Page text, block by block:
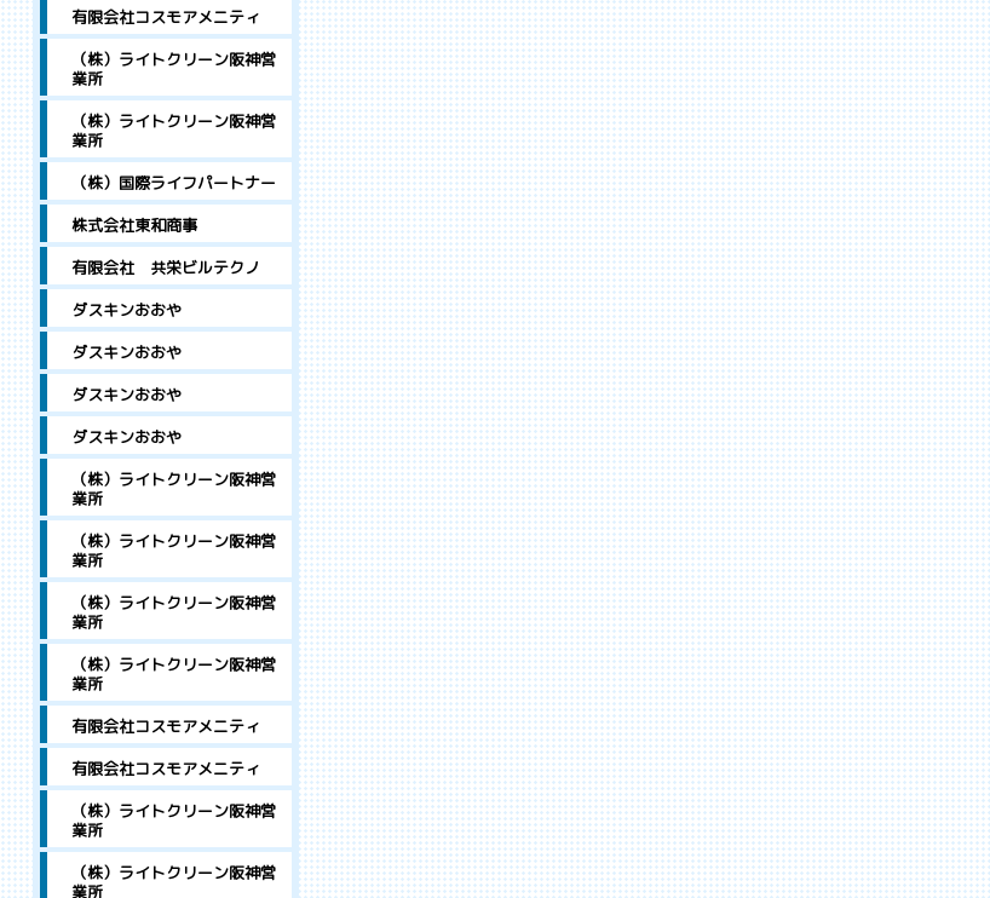
有限会社コスモアメニティ
（株）ライトクリーン阪神営
業所
（株）ライトクリーン阪神営
業所
（株）国際ライフパートナー
株式会社東和商事
有限会社 共栄ビルテクノ
ダスキンおおや
ダスキンおおや
ダスキンおおや
ダスキンおおや
（株）ライトクリーン阪神営
業所
（株）ライトクリーン阪神営
業所
（株）ライトクリーン阪神営
業所
（株）ライトクリーン阪神営
業所
有限会社コスモアメニティ
有限会社コスモアメニティ
（株）ライトクリーン阪神営
業所
（株）ライトクリーン阪神営
業所